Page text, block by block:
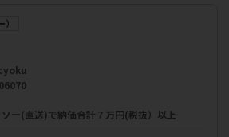
ー(直送)で納価合計７万円(税抜）以上